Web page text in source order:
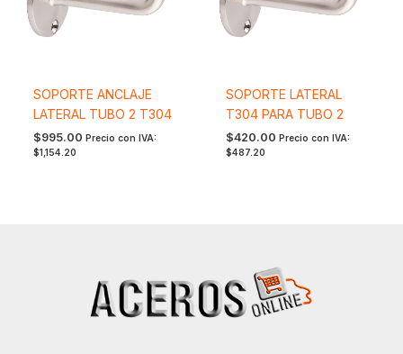
SOPORTE ANCLAJE
LATERAL TUBO 2 T304
$995.00 Precio con IVA:
$1,154.20
SOPORTE LATERAL
T304 PARA TUBO 2
$420.00 Precio con IVA:
$487.20